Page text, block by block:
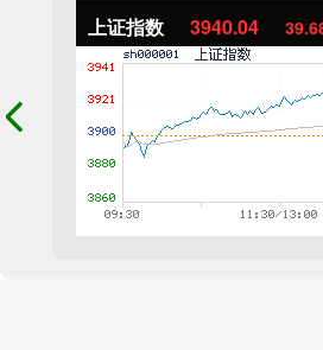
上证指数 3940.04